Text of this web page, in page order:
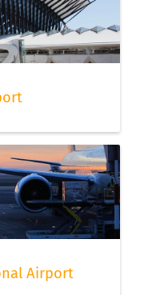
Airport